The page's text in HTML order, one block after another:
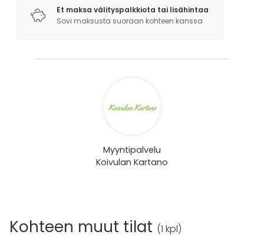
Et maksa välityspalkkiota tai lisähintaa
Sovi maksusta suoraan kohteen kanssa
Myyntipalvelu
Koivulan Kartano
Kohteen muut tilat (1 kpl)